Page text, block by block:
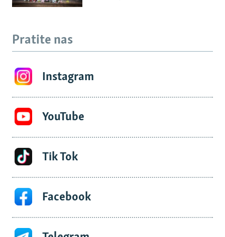
Pratite nas
Instagram
YouTube
Tik Tok
Facebook